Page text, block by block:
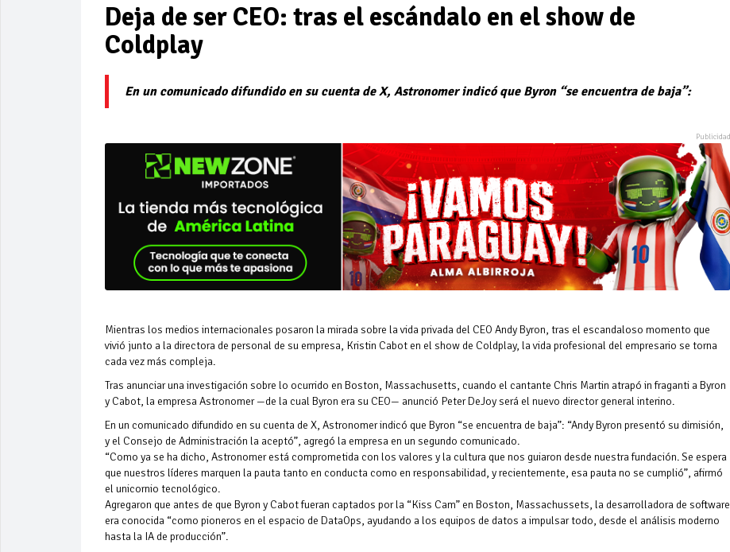
Deja de ser CEO: tras el escándalo en el show de
Coldplay
En un comunicado difundido en su cuenta de X, Astronomer indicó que Byron “se encuentra de baja”:
Mientras los medios internacionales posaron la mirada sobre la vida privada del CEO Andy Byron, tras el escandaloso momento que
vivió junto a la directora de personal de su empresa, Kristin Cabot en el show de Coldplay, la vida profesional del empresario se torna
cada vez más compleja.
Tras anunciar una investigación sobre lo ocurrido en Boston, Massachusetts, cuando el cantante Chris Martin atrapó in fraganti a Byron
y Cabot, la empresa Astronomer —de la cual Byron era su CEO— anunció Peter DeJoy será el nuevo director general interino.
En un comunicado difundido en su cuenta de X, Astronomer indicó que Byron “se encuentra de baja”: “Andy Byron presentó su dimisión,
y el Consejo de Administración la aceptó”, agregó la empresa en un segundo comunicado.
“Como ya se ha dicho, Astronomer está comprometida con los valores y la cultura que nos guiaron desde nuestra fundación. Se espera
que nuestros líderes marquen la pauta tanto en conducta como en responsabilidad, y recientemente, esa pauta no se cumplió”, afirmó
el unicornio tecnológico.
Agregaron que antes de que Byron y Cabot fueran captados por la “Kiss Cam” en Boston, Massachussets, la desarrolladora de software
era conocida “como pioneros en el espacio de DataOps, ayudando a los equipos de datos a impulsar todo, desde el análisis moderno
hasta la IA de producción”.